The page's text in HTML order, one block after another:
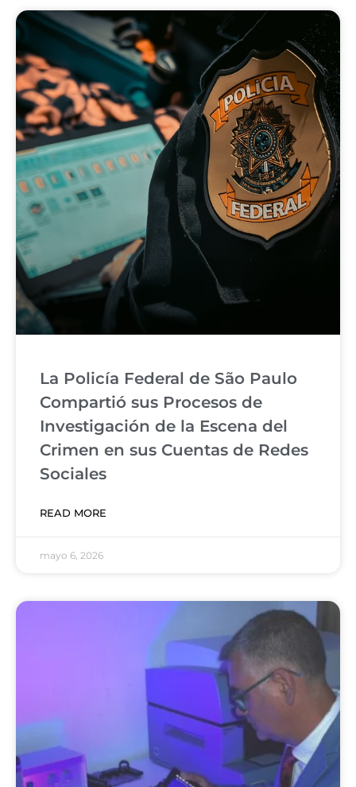
La Policía Federal de São Paulo
Compartió sus Procesos de
Investigación de la Escena del
Crimen en sus Cuentas de Redes
Sociales
READ MORE
mayo 6, 2026